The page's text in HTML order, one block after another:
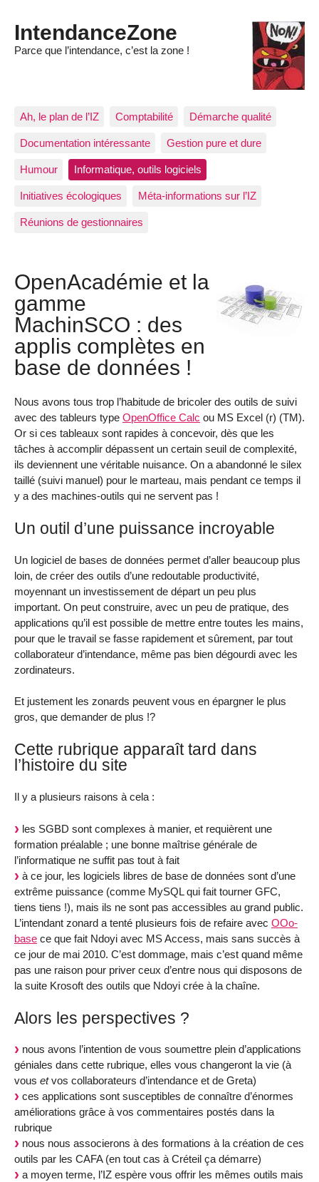
IntendanceZone
Parce que l’intendance, c’est la zone !
Ah, le plan de l’IZ Comptabilité Démarche qualité
Documentation intéressante Gestion pure et dure
Humour Informatique, outils logiciels
Initiatives écologiques Méta-informations sur l’IZ
Réunions de gestionnaires
OpenAcadémie et la
gamme
MachinSCO : des
applis complètes en
base de données !
Nous avons tous trop l’habitude de bricoler des outils de suivi
avec des tableurs type OpenOffice Calc ou MS Excel (r) (TM).
Or si ces tableaux sont rapides à concevoir, dès que les
tâches à accomplir dépassent un certain seuil de complexité,
ils deviennent une véritable nuisance. On a abandonné le silex
taillé (suivi manuel) pour le marteau, mais pendant ce temps il
y a des machines-outils qui ne servent pas !
Un outil d’une puissance incroyable
Un logiciel de bases de données permet d’aller beaucoup plus
loin, de créer des outils d’une redoutable productivité,
moyennant un investissement de départ un peu plus
important. On peut construire, avec un peu de pratique, des
applications qu’il est possible de mettre entre toutes les mains,
pour que le travail se fasse rapidement et sûrement, par tout
collaborateur d’intendance, même pas bien dégourdi avec les
zordinateurs.
Et justement les zonards peuvent vous en épargner le plus
gros, que demander de plus !?
Cette rubrique apparaît tard dans
l’histoire du site
Il y a plusieurs raisons à cela :
les SGBD sont complexes à manier, et requièrent une
formation préalable ; une bonne maîtrise générale de
l’informatique ne suffit pas tout à fait
à ce jour, les logiciels libres de base de données sont d’une
extrême puissance (comme MySQL qui fait tourner GFC,
tiens tiens !), mais ils ne sont pas accessibles au grand public.
L’intendant zonard a tenté plusieurs fois de refaire avec OOo-
base ce que fait Ndoyi avec MS Access, mais sans succès à
ce jour de mai 2010. C’est dommage, mais c’est quand même
pas une raison pour priver ceux d’entre nous qui disposons de
la suite Krosoft des outils que Ndoyi crée à la chaîne.
Alors les perspectives ?
nous avons l’intention de vous soumettre plein d’applications
géniales dans cette rubrique, elles vous changeront la vie (à
vous etvos collaborateurs d’intendance et de Greta)
ces applications sont susceptibles de connaître d’énormes
améliorations grâce à vos commentaires postés dans la
rubrique
nous nous associerons à des formations à la création de ces
outils par les CAFA (en tout cas à Créteil ça démarre)
a moyen terme, l’IZ espère vous offrir les mêmes outils mais